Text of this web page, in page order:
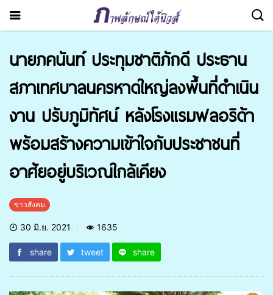
นายภคนันท์ ประทุมชาติภักดี ประธาน
สภาเทศบาลนครหาดใหญ่ลงพื้นที่ดำเนิน
งาน ปรับภูมิทัศน์ หลังโรงแรมฟลอริด้า
พร้อมสร้างความเข้าใจกับประชาชนที่
อาศัยอยู่บริเวณใกล้เคียง
ข่าวสังคม
30 มิ.ย. 2021 1635
share tweet share